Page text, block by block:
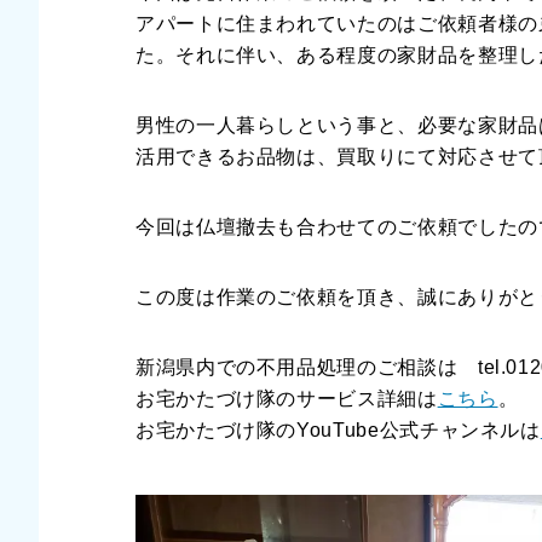
アパートに住まわれていたのはご依頼者様
た。それに伴い、ある程度の家財品を整理
男性の一人暮らしという事と、必要な家財
活用できるお品物は、買取りにて対応させ
今回は仏壇撤去も合わせてのご依頼でした
この度は作業のご依頼を頂き、誠にありが
新潟県内での不用品処理のご相談は
お宅かたづけ隊のサービス詳細は こちら 。
お宅かたづけ隊のYouTube公式チャンネルは